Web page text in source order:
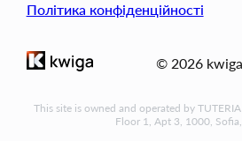
© 2026
Політика конфіденційності
This site is owned and operated by
Floor 1, Apt 3, 1000,